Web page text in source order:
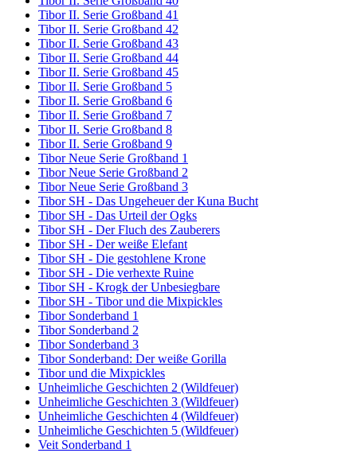
Tibor II. Serie Großband 41
Tibor II. Serie Großband 42
Tibor II. Serie Großband 43
Tibor II. Serie Großband 44
Tibor II. Serie Großband 45
Tibor II. Serie Großband 5
Tibor II. Serie Großband 6
Tibor II. Serie Großband 7
Tibor II. Serie Großband 8
Tibor II. Serie Großband 9
Tibor Neue Serie Großband 1
Tibor Neue Serie Großband 2
Tibor Neue Serie Großband 3
Tibor SH - Das Ungeheuer der Kuna Bucht
Tibor SH - Das Urteil der Ogks
Tibor SH - Der Fluch des Zauberers
Tibor SH - Der weiße Elefant
Tibor SH - Die gestohlene Krone
Tibor SH - Die verhexte Ruine
Tibor SH - Krogk der Unbesiegbare
Tibor SH - Tibor und die Mixpickles
Tibor Sonderband 1
Tibor Sonderband 2
Tibor Sonderband 3
Tibor Sonderband: Der weiße Gorilla
Tibor und die Mixpickles
Unheimliche Geschichten 2 (Wildfeuer)
Unheimliche Geschichten 3 (Wildfeuer)
Unheimliche Geschichten 4 (Wildfeuer)
Unheimliche Geschichten 5 (Wildfeuer)
Veit Sonderband 1